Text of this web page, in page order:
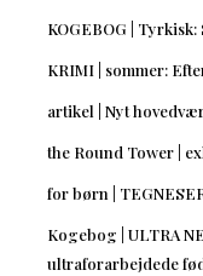
KOGEBOG | Tyrkisk:
KRIMI | sommer:
artikel | Nyt
the Round Tower |
for børn |
Kogebog | ULTRA
ultraforarbejdede